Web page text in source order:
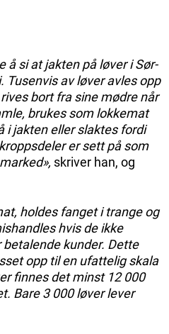
å si at jakten på løver i Sør-
Tusenvis av løver avles opp
bort fra sine mødre når
brukes som lokkemat
i jakten eller slaktes fordi
er sett på som
skriver han, og
holdes fanget i trange og
hvis de ikke
kunder. Dette
opp til en ufattelig skala
finnes det minst 12 000
Bare 3 000 løver lever